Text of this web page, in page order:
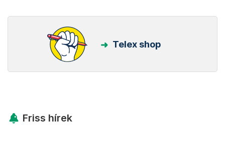
Telex shop
Friss hírek